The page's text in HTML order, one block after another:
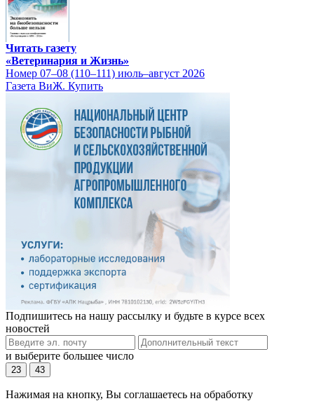
Читать газету
«Ветеринария и Жизнь»
Номер 07–08 (110–111) июль–август 2026
Газета ВиЖ. Купить
Подпишитесь на нашу рассылку и будьте в курсе всех
новостей
и выберите большее число
23 43
Нажимая на кнопку, Вы соглашаетесь на обработку